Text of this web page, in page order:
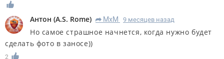
Антон (A.S. Rome) R MxM 9 месяцев назад
Но самое страшное начнется, когда нужно будет
сделать фото в заносе))
2